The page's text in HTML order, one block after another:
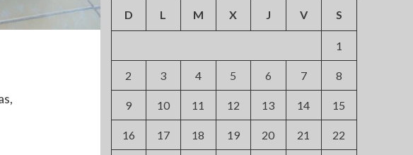
D L M X J V S
1
2 3 4 5 6 7 8
9 10 11 12 13 14 15
16 17 18 19 20 21 22